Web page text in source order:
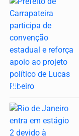
02